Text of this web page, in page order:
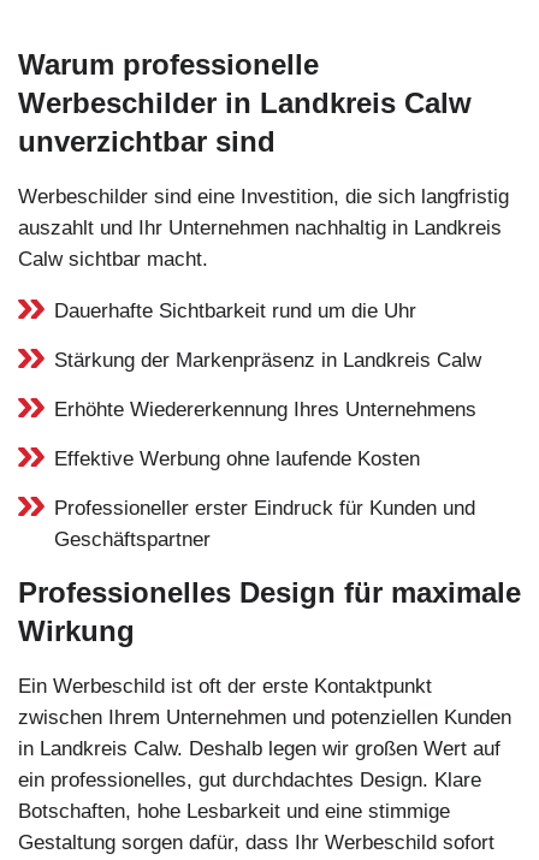
Warum professionelle
Werbeschilder in Landkreis Calw
unverzichtbar sind
Werbeschilder sind eine Investition, die sich langfristig
auszahlt und Ihr Unternehmen nachhaltig in Landkreis
Calw sichtbar macht.
Dauerhafte Sichtbarkeit rund um die Uhr
Stärkung der Markenpräsenz in Landkreis Calw
Erhöhte Wiedererkennung Ihres Unternehmens
Effektive Werbung ohne laufende Kosten
Professioneller erster Eindruck für Kunden und
Geschäftspartner
Professionelles Design für maximale
Wirkung
Ein Werbeschild ist oft der erste Kontaktpunkt
zwischen Ihrem Unternehmen und potenziellen Kunden
in Landkreis Calw. Deshalb legen wir großen Wert auf
ein professionelles, gut durchdachtes Design. Klare
Botschaften, hohe Lesbarkeit und eine stimmige
Gestaltung sorgen dafür, dass Ihr Werbeschild sofort